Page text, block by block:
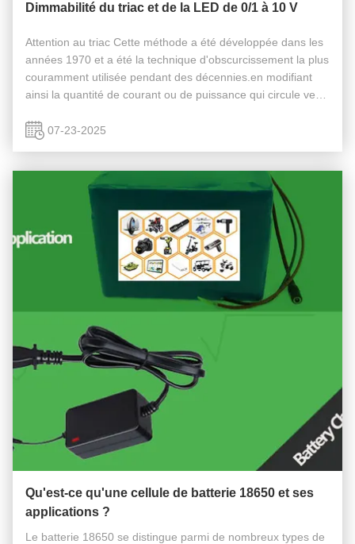
Dimmabilité du triac et de la LED de 0/1 à 10 V
Attention au triac Cette méthode a été développée dans les
années 1970 et a été la technique d'obscurcissement la plus
couramment utilisée pendant des décennies.en modifiant
ainsi la quantité de courant ou de puissance qui circule vers
utilise des ...
07-23-2025
Qu'est-ce qu'une cellule de batterie 18650 et ses
applications ?
Le batterie 18650 se distingue parmi de nombreux types de